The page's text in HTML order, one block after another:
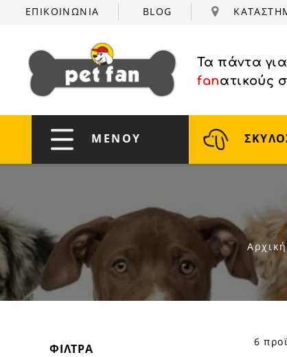
ΕΠΙΚΟΙΝΩΝΙΑ BLOG
Τα πάντα
fanατικούς
ΜΕΝΟΥ
Αρχική
ΦΊΛΤΡΑ 6